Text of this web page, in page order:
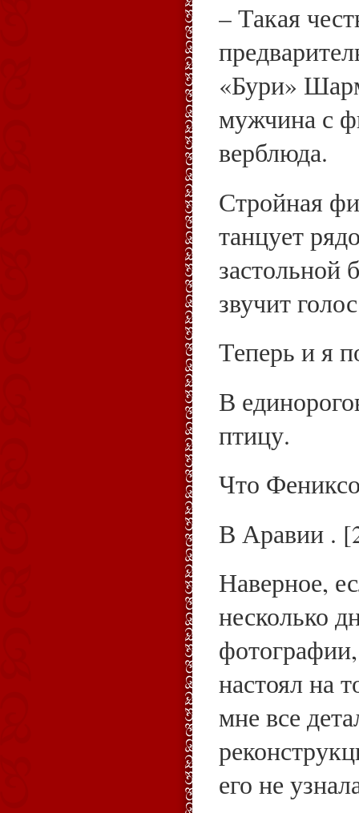
– Такая
«Бури»
мужчина с
верблюда.
Стройная
танцует
застольной
звучит
Теперь и я
В
птицу.
Что
В Аравии .
Наверное,
несколько
настоял на
мне все
его не